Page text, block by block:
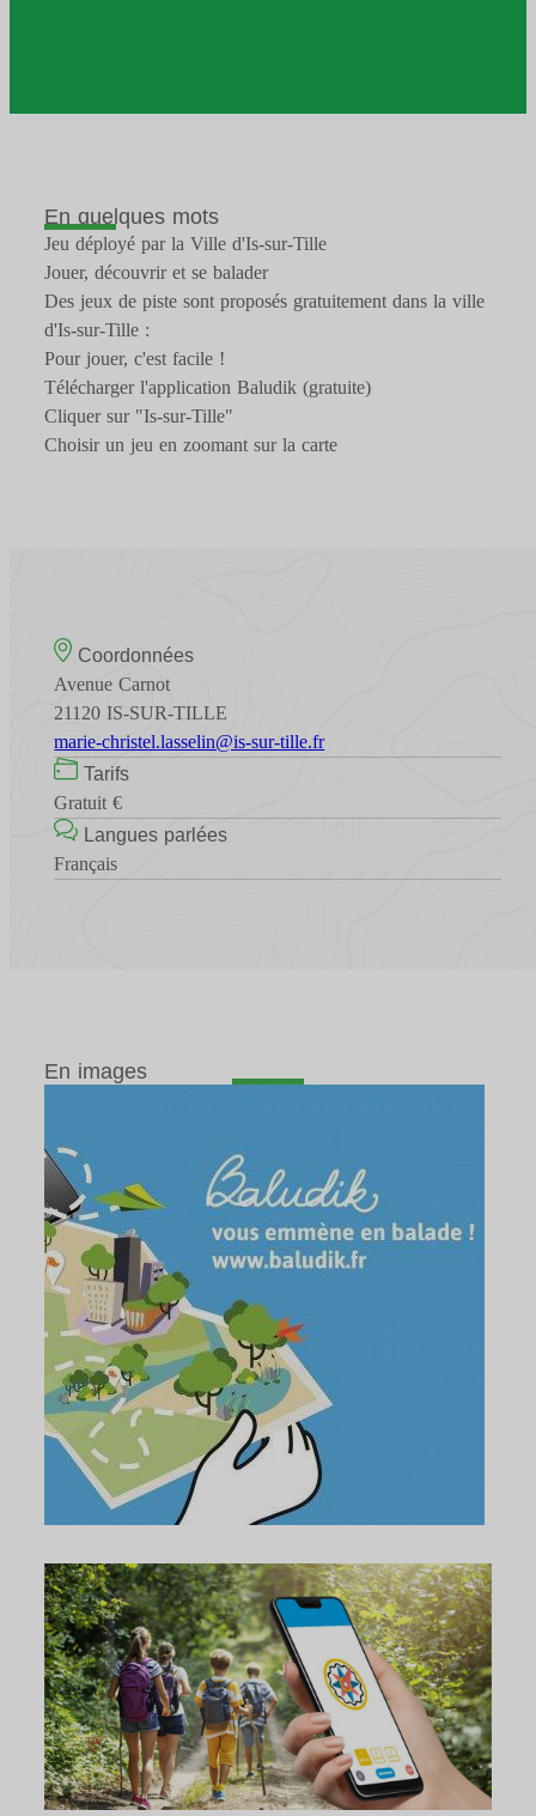
En quelques mots
Jeu déployé par la Ville d'Is-sur-Tille
Jouer, découvrir et se balader
Des jeux de piste sont proposés gratuitement dans la ville
d'Is-sur-Tille :
Pour jouer, c'est facile !
Télécharger l'application Baludik (gratuite)
Cliquer sur "Is-sur-Tille"
Choisir un jeu en zoomant sur la carte
Coordonnées
Avenue Carnot
21120 IS-SUR-TILLE
marie-christel.lasselin@is-sur-tille.fr
Tarifs
Gratuit €
Langues parlées
Français
En images